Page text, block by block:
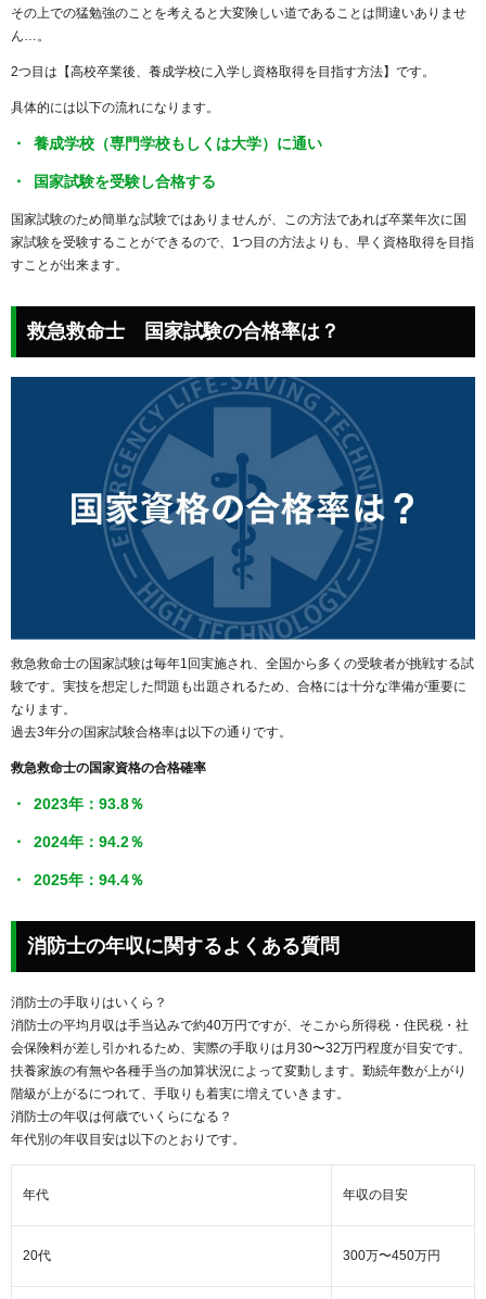
その上での猛勉強のことを考えると大変険しい道であることは間違いありませ
ん…。
2つ目は【高校卒業後、養成学校に入学し資格取得を目指す方法】です。
具体的には以下の流れになります。
養成学校（専門学校もしくは大学）に通い
国家試験を受験し合格する
国家試験のため簡単な試験ではありませんが、この方法であれば卒業年次に国
家試験を受験することができるので、1つ目の方法よりも、早く資格取得を目指
すことが出来ます。
救急救命士 国家試験の合格率は？
救急救命士の国家試験は毎年1回実施され、全国から多くの受験者が挑戦する試
験です。実技を想定した問題も出題されるため、合格には十分な準備が重要に
なります。
過去3年分の国家試験合格率は以下の通りです。
救急救命士の国家資格の合格確率
2023年：93.8％
2024年：94.2％
2025年：94.4％
消防士の年収に関するよくある質問
消防士の手取りはいくら？
消防士の平均月収は手当込みで約40万円ですが、そこから所得税・住民税・社
会保険料が差し引かれるため、実際の手取りは月30〜32万円程度が目安です。
扶養家族の有無や各種手当の加算状況によって変動します。勤続年数が上がり
階級が上がるにつれて、手取りも着実に増えていきます。
消防士の年収は何歳でいくらになる？
年代別の年収目安は以下のとおりです。
年代 年収の目安
20代 300万〜450万円